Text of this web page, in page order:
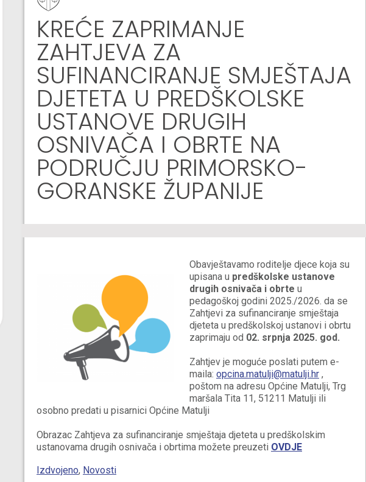
KREĆE ZAPRIMANJE
ZAHTJEVA ZA
SUFINANCIRANJE SMJEŠTAJA
DJETETA U PREDŠKOLSKE
USTANOVE DRUGIH
OSNIVAČA I OBRTE NA
PODRUČJU PRIMORSKO-
GORANSKE ŽUPANIJE
Obavještavamo roditelje djece koja su
upisana u predškolske ustanove
drugih osnivača i obrte u
pedagoškoj godini 2025./2026. da se
Zahtjevi za sufinanciranje smještaja
djeteta u predškolskoj ustanovi i obrtu
zaprimaju od 02. srpnja 2025. god.
Zahtjev je moguće poslati putem e-
maila: opcina.matulji@matulji.hr ,
poštom na adresu Općine Matulji, Trg
maršala Tita 11, 51211 Matulji ili
osobno predati u pisarnici Općine Matulji
Obrazac Zahtjeva za sufinanciranje smještaja djeteta u predškolskim
ustanovama drugih osnivača i obrtima možete preuzeti OVDJE
Izdvojeno, Novosti